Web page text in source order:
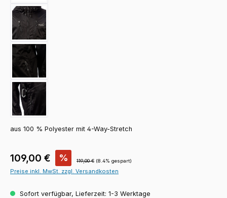
aus 100 % Polyester mit 4-Way-Stretch
Verkaufspreis:
109,00 € % Regulärer Preis:
119,00 € (8.4% gespart)
Preise inkl. MwSt. zzgl. Versandkosten
Sofort verfügbar, Lieferzeit: 1-3 Werktage